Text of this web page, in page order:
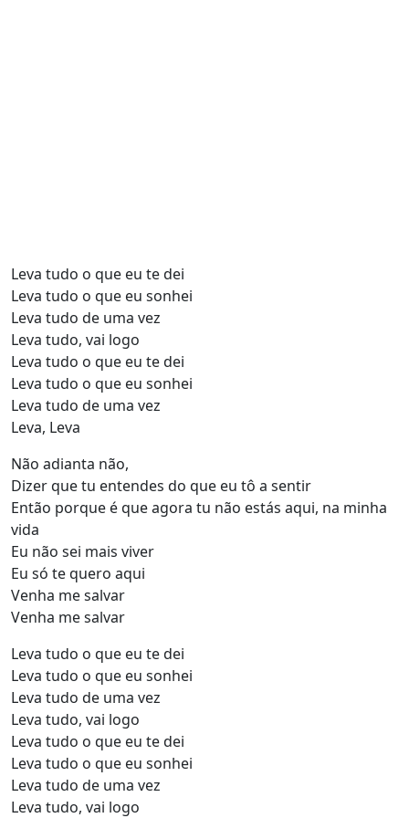
Leva tudo o que eu te dei
Leva tudo o que eu sonhei
Leva tudo de uma vez
Leva tudo, vai logo
Leva tudo o que eu te dei
Leva tudo o que eu sonhei
Leva tudo de uma vez
Leva, Leva
Não adianta não,
Dizer que tu entendes do que eu tô a sentir
Então porque é que agora tu não estás aqui, na minha
vida
Eu não sei mais viver
Eu só te quero aqui
Venha me salvar
Venha me salvar
Leva tudo o que eu te dei
Leva tudo o que eu sonhei
Leva tudo de uma vez
Leva tudo, vai logo
Leva tudo o que eu te dei
Leva tudo o que eu sonhei
Leva tudo de uma vez
Leva tudo, vai logo